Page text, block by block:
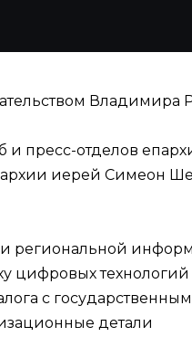
отделов
иерей Симеон
региональной
цифровых технологий
с
детали